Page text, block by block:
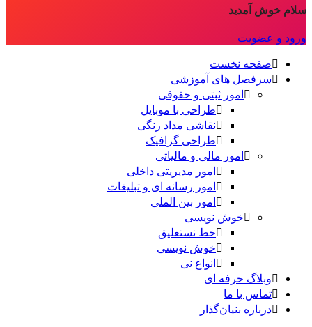
سلام خوش آمدید
ورود و عضویت
صفحه نخست
سرفصل های آموزشی
امور ثبتی و حقوقی
طراحی با موبایل
نقاشی مداد رنگی
طراحی گرافیک
امور مالی و مالیاتی
امور مدیریتی داخلی
امور رسانه ای و تبلیغات
امور بین الملی
خوش نویسی
خط نستعلیق
خوش نویسی
انواع نی
وبلاگ حرفه ای
تماس با ما
درباره بنیان‌گذار